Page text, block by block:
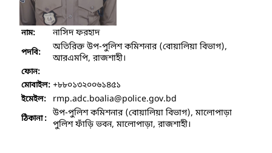
নাম: নাসিদ ফরহাদ
পদবি:
অতিরিক্ত উপ-পুলিশ কমিশনার (বোয়ালিয়া বিভাগ),
আরএমপি, রাজশাহী।
ফোন:
মোবাইল: +৮৮০১৩২০০৬১৪৫১
ইমেইল: rmp.adc.boalia@police.gov.bd
ঠিকানা : উপ-পুলিশ কমিশনার (বোয়ালিয়া বিভাগ), মালোপাড়া
পুলিশ ফাঁড়ি ভবন, মালোপাড়া, রাজশাহী।